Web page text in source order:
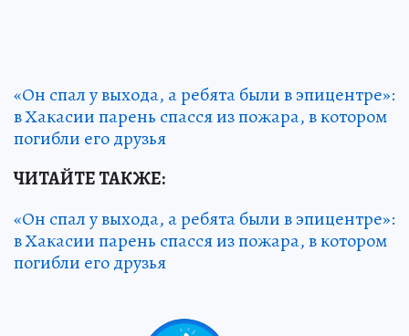
«Он спал у выхода, а ребята были в эпицентре»:
в Хакасии парень спасся из пожара, в котором
погибли его друзья
ЧИТАЙТЕ ТАКЖЕ:
«Он спал у выхода, а ребята были в эпицентре»:
в Хакасии парень спасся из пожара, в котором
погибли его друзья